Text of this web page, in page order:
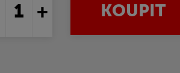
+ KOUPIT